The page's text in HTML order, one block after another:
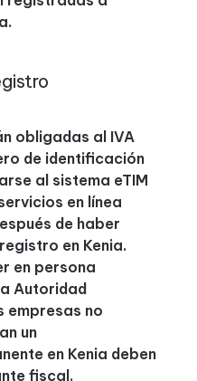
obligadas al IVA
de identificación
al sistema eTIM
en línea
de haber
en Kenia.
en persona
Autoridad
empresas no
un
en Kenia deben
fiscal.